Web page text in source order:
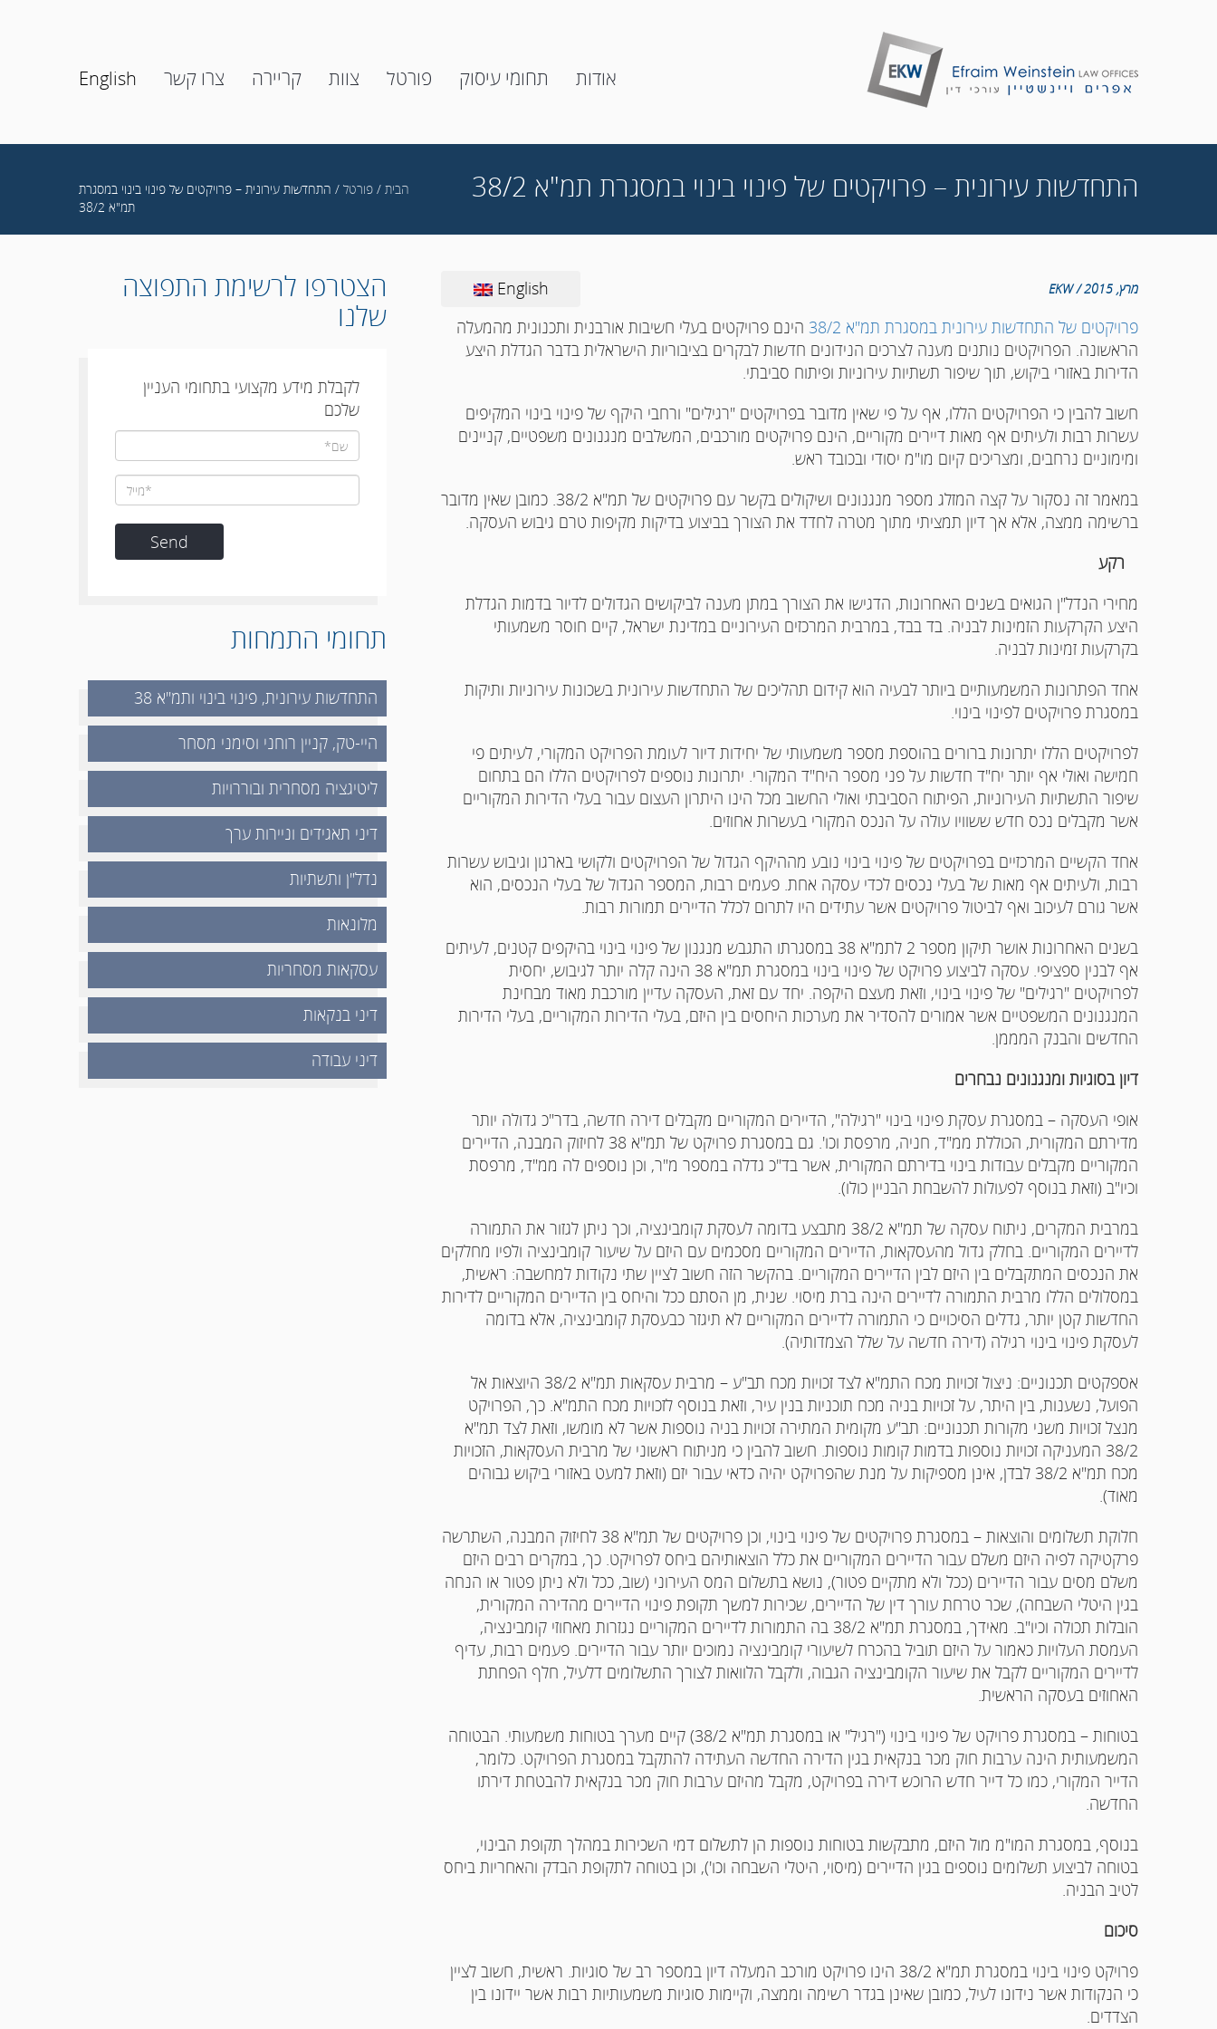
English אודות תחומי עיסוק פורטל צוות קריירה צרו קשר
התחדשות עירונית – פרויקטים של פינוי בינוי במסגרת תמ"א 38/2 הבית / פורטל / התחדשות עירונית – פרויקטים של פינוי בינוי במסגרת
תמ"א 38/2
מרץ, 2015 / EKW
English
פרויקטים של התחדשות עירונית במסגרת תמ"א 38/2
הינם פרויקטים בעלי חשיבות אורבנית ותכנונית מהמעלה
הראשונה. הפרויקטים נותנים מענה לצרכים הנידונים חדשות לבקרים בציבוריות הישראלית בדבר הגדלת היצע
הדירות באזורי ביקוש, תוך שיפור תשתיות עירוניות ופיתוח סביבתי.
חשוב להבין כי הפרויקטים הללו, אף על פי שאין מדובר בפרויקטים "רגילים" ורחבי היקף של פינוי בינוי המקיפים
עשרות רבות ולעיתים אף מאות דיירים מקוריים, הינם פרויקטים מורכבים, המשלבים מנגנונים משפטיים, קניינים
ומימוניים נרחבים, ומצריכים קיום מו"מ יסודי ובכובד ראש.
במאמר זה נסקור על קצה המזלג מספר מנגנונים ושיקולים בקשר עם פרויקטים של תמ"א 38/2. כמובן שאין מדובר
ברשימה ממצה, אלא אך דיון תמציתי מתוך מטרה לחדד את הצורך בביצוע בדיקות מקיפות טרם גיבוש העסקה.
רקע
מחירי הנדל"ן הגואים בשנים האחרונות, הדגישו את הצורך במתן מענה לביקושים הגדולים לדיור בדמות הגדלת
היצע הקרקעות הזמינות לבניה. בד בבד, במרבית המרכזים העירוניים במדינת ישראל, קיים חוסר משמעותי
בקרקעות זמינות לבניה.
אחד הפתרונות המשמעותיים ביותר לבעיה הוא קידום תהליכים של התחדשות עירונית בשכונות עירוניות ותיקות
במסגרת פרויקטים לפינוי בינוי.
לפרויקטים הללו יתרונות ברורים בהוספת מספר משמעותי של יחידות דיור לעומת הפרויקט המקורי, לעיתים פי
חמישה ואולי אף יותר יח"ד חדשות על פני מספר היח"ד המקורי. יתרונות נוספים לפרויקטים הללו הם בתחום
שיפור התשתיות העירוניות, הפיתוח הסביבתי ואולי החשוב מכל הינו היתרון העצום עבור בעלי הדירות המקוריים
אשר מקבלים נכס חדש ששוויו עולה על הנכס המקורי בעשרות אחוזים.
אחד הקשיים המרכזיים בפרויקטים של פינוי בינוי נובע מההיקף הגדול של הפרויקטים ולקושי בארגון וגיבוש עשרות
רבות, ולעיתים אף מאות של בעלי נכסים לכדי עסקה אחת. פעמים רבות, המספר הגדול של בעלי הנכסים, הוא
אשר גורם לעיכוב ואף לביטול פרויקטים אשר עתידים היו לתרום לכלל הדיירים תמורות רבות.
בשנים האחרונות אושר תיקון מספר 2 לתמ"א 38 במסגרתו התגבש מנגנון של פינוי בינוי בהיקפים קטנים, לעיתים
אף לבנין ספציפי. עסקה לביצוע פרויקט של פינוי בינוי במסגרת תמ"א 38 הינה קלה יותר לגיבוש, יחסית
לפרויקטים "רגילים" של פינוי בינוי, וזאת מעצם היקפה. יחד עם זאת, העסקה עדיין מורכבת מאוד מבחינת
המנגנונים המשפטיים אשר אמורים להסדיר את מערכות היחסים בין היזם, בעלי הדירות המקוריים, בעלי הדירות
החדשים והבנק המממן.
דיון בסוגיות ומנגנונים נבחרים
אופי העסקה – במסגרת עסקת פינוי בינוי "רגילה", הדיירים המקוריים מקבלים דירה חדשה, בדר"כ גדולה יותר
מדירתם המקורית, הכוללת ממ"ד, חניה, מרפסת וכו'. גם במסגרת פרויקט של תמ"א 38 לחיזוק המבנה, הדיירים
המקוריים מקבלים עבודות בינוי בדירתם המקורית, אשר בד"כ גדלה במספר מ"ר, וכן נוספים לה ממ"ד, מרפסת
וכיו"ב (וזאת בנוסף לפעולות להשבחת הבניין כולו).
במרבית המקרים, ניתוח עסקה של תמ"א 38/2 מתבצע בדומה לעסקת קומבינציה, וכך ניתן לגזור את התמורה
לדיירים המקוריים. בחלק גדול מהעסקאות, הדיירים המקוריים מסכמים עם היזם על שיעור קומבינציה ולפיו מחלקים
את הנכסים המתקבלים בין היזם לבין הדיירים המקוריים. בהקשר הזה חשוב לציין שתי נקודות למחשבה: ראשית,
במסלולים הללו מרבית התמורה לדיירים הינה ברת מיסוי. שנית, מן הסתם ככל והיחס בין הדיירים המקוריים לדירות
החדשות קטן יותר, גדלים הסיכויים כי התמורה לדיירים המקוריים לא תיגזר כבעסקת קומבינציה, אלא בדומה
לעסקת פינוי בינוי רגילה (דירה חדשה על שלל הצמדותיה).
אספקטים תכנוניים: ניצול זכויות מכח התמ"א לצד זכויות מכח תב"ע – מרבית עסקאות תמ"א 38/2 היוצאות אל
הפועל, נשענות, בין היתר, על זכויות בניה מכח תוכניות בנין עיר, וזאת בנוסף לזכויות מכח התמ"א. כך, הפרויקט
מנצל זכויות משני מקורות תכנוניים: תב"ע מקומית המתירה זכויות בניה נוספות אשר לא מומשו, וזאת לצד תמ"א
38/2 המעניקה זכויות נוספות בדמות קומות נוספות. חשוב להבין כי מניתוח ראשוני של מרבית העסקאות, הזכויות
מכח תמ"א 38/2 לבדן, אינן מספיקות על מנת שהפרויקט יהיה כדאי עבור יזם (וזאת למעט באזורי ביקוש גבוהים
מאוד).
חלוקת תשלומים והוצאות – במסגרת פרויקטים של פינוי בינוי, וכן פרויקטים של תמ"א 38 לחיזוק המבנה, השתרשה
פרקטיקה לפיה היזם משלם עבור הדיירים המקוריים את כלל הוצאותיהם ביחס לפרויקט. כך, במקרים רבים היזם
משלם מסים עבור הדיירים (ככל ולא מתקיים פטור), נושא בתשלום המס העירוני (שוב, ככל ולא ניתן פטור או הנחה
בגין היטלי השבחה), שכר טרחת עורך דין של הדיירים, שכירות למשך תקופת פינוי הדיירים מהדירה המקורית,
הובלות תכולה וכיו"ב. מאידך, במסגרת תמ"א 38/2 בה התמורות לדיירים המקוריים נגזרות מאחוזי קומבינציה,
העמסת העלויות כאמור על היזם תוביל בהכרח לשיעורי קומבינציה נמוכים יותר עבור הדיירים. פעמים רבות, עדיף
לדיירים המקוריים לקבל את שיעור הקומבינציה הגבוה, ולקבל הלוואות לצורך התשלומים דלעיל, חלף הפחתת
האחוזים בעסקה הראשית.
בטוחות – במסגרת פרויקט של פינוי בינוי ("רגיל" או במסגרת תמ"א 38/2) קיים מערך בטוחות משמעותי. הבטוחה
המשמעותית הינה ערבות חוק מכר בנקאית בגין הדירה החדשה העתידה להתקבל במסגרת הפרויקט. כלומר,
הדייר המקורי, כמו כל דייר חדש הרוכש דירה בפרויקט, מקבל מהיזם ערבות חוק מכר בנקאית להבטחת דירתו
החדשה.
בנוסף, במסגרת המו"מ מול היזם, מתבקשות בטוחות נוספות הן לתשלום דמי השכירות במהלך תקופת הבינוי,
בטוחה לביצוע תשלומים נוספים בגין הדיירים (מיסוי, היטלי השבחה וכו'), וכן בטוחה לתקופת הבדק והאחריות ביחס
לטיב הבניה.
סיכום
פרויקט פינוי בינוי במסגרת תמ"א 38/2 הינו פרויקט מורכב המעלה דיון במספר רב של סוגיות. ראשית, חשוב לציין
כי הנקודות אשר נידונו לעיל, כמובן שאינן בגדר רשימה וממצה, וקיימות סוגיות משמעותיות רבות אשר יידונו בין
הצדדים.
הצטרפו לרשימת התפוצה
שלנו
לקבלת מידע מקצועי בתחומי העניין
שלכם
תחומי התמחות
התחדשות עירונית, פינוי בינוי ותמ"א 38
היי-טק, קניין רוחני וסימני מסחר
ליטיגציה מסחרית ובוררויות
דיני תאגידים וניירות ערך
נדל"ן ותשתיות
מלונאות
עסקאות מסחריות
דיני בנקאות
דיני עבודה